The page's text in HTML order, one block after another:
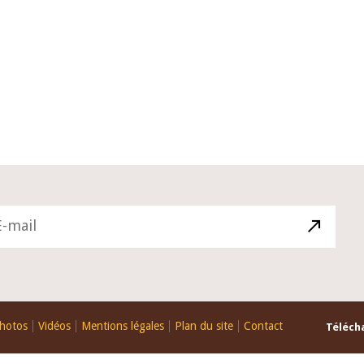
Vidéos Mentions légales Plan du site Contact